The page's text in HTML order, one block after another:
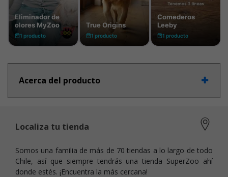
Acerca del producto
Localiza tu tienda
Somos una familia de más de 70 tiendas a lo largo de todo
Chile, así que siempre tendrás una tienda SuperZoo ahí
donde estés. ¡Encuentra la más cercana!